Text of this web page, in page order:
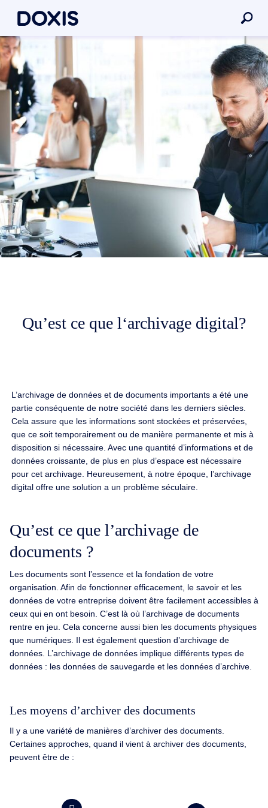
Qu’est ce que l‘archivage digital?
L’archivage de données et de documents importants a été une
partie conséquente de notre société dans les derniers siècles.
Cela assure que les informations sont stockées et préservées,
que ce soit temporairement ou de manière permanente et mis à
disposition si nécessaire. Avec une quantité d’informations et de
données croissante, de plus en plus d’espace est nécessaire
pour cet archivage. Heureusement, à notre époque, l’archivage
digital offre une solution a un problème séculaire.
Qu’est ce que l’archivage de
documents ?
Les documents sont l’essence et la fondation de votre
organisation. Afin de fonctionner efficacement, le savoir et les
données de votre entreprise doivent être facilement accessibles à
ceux qui en ont besoin. C’est là où l’archivage de documents
rentre en jeu. Cela concerne aussi bien les documents physiques
que numériques. Il est également question d’archivage de
données. L’archivage de données implique différents types de
données : les données de sauvegarde et les données d’archive.
Les moyens d’archiver des documents
Il y a une variété de manières d’archiver des documents.
Certaines approches, quand il vient à archiver des documents,
peuvent être de :